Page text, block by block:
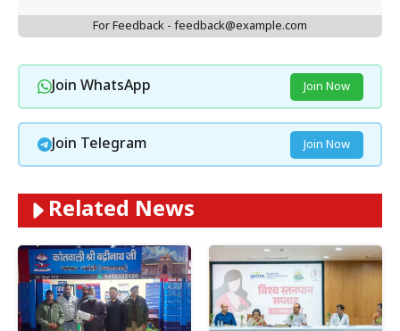
For Feedback - feedback@example.com
Join WhatsApp Join Now
Join Telegram Join Now
Related News